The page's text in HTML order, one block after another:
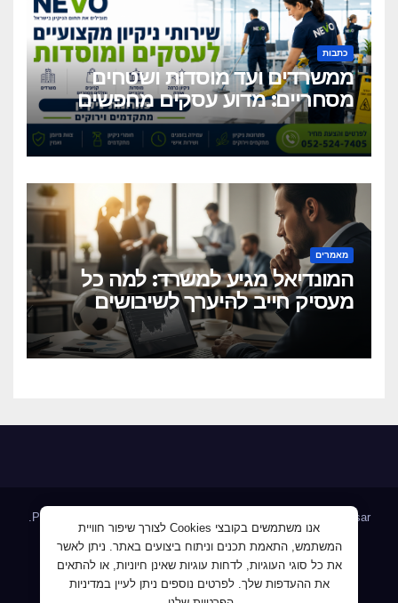
כתבות
ממשרדים ועד מוסדות ושטחים
מסחריים: מדוע עסקים מחפשים
כיום שירותי ניקיון מקצועיים
וגמישים?
מאמרים
המונדיאל מגיע למשרד: למה כל
מעסיק חייב להיערך לשיבושים
הקרובים
Proudly powered by WordPress Themeansar
.
HomeAllJobs – אלפי מעסיקים ומועמדים Blog
JobMaster דרושים ומחפשי עבודה Jobnet אתר מודעות הדרושים
אנו משתמשים בקובצי Cookies לצורך שיפור חוויית
המשתמש, התאמת תכנים וניתוח ביצועים באתר. ניתן לאשר
את כל סוגי העוגיות, לדחות עוגיות שאינן חיוניות, או להתאים
את ההעדפות שלך. לפרטים נוספים ניתן לעיין במדיניות